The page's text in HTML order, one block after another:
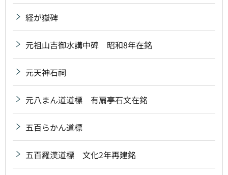
経が嶽碑
元祖山吉御水講中碑 昭和8年在銘
元天神石祠
元八まん道道標 有扇亭石文在銘
五百らかん道標
五百羅漢道標 文化2年再建銘